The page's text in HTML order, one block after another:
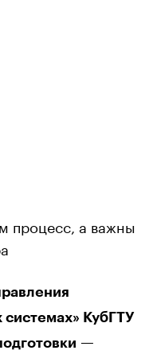
процесс, а важны
системах» КубГТУ
—